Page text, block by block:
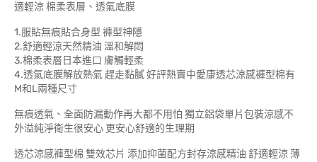
適輕涼 棉柔表層、透氣底膜
1.服貼無痕貼合身型 褲型神隱
2.舒適輕涼天然精油 溫和解悶
3.棉柔表層日本進口 膚觸輕柔
4.透氣底膜解放熱氣 趕走黏膩 好評熱賣中愛康透芯涼感褲型棉有
M和L兩種尺寸
無痕透氣、全面防漏動作再大都不用怕 獨立鋁袋單片包裝涼感不
外溢純淨衛生很安心 更安心舒適的生理期
透芯涼感褲型棉 雙效芯片 添加抑菌配方封存涼感精油 舒適輕涼 薄